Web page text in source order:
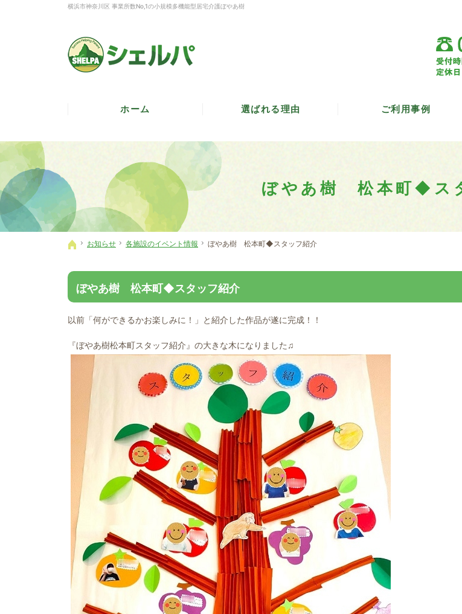
ぼやあ樹 松本町◆ス
横浜市神奈川区 事業所数No,1の小規模多機能型居宅介護ぼやあ樹
ホーム
お知らせ 各施設のイベント情報 ぼやあ樹 松本町◆スタッフ紹介
ぼやあ樹 松本町◆スタッフ紹介
以前「何ができるかお楽しみに！」と紹介した作品が遂に完成！！
『ぼやあ樹松本町スタッフ紹介』の大きな木になりました♫
ホーム 選ばれる理由 ご利用事例